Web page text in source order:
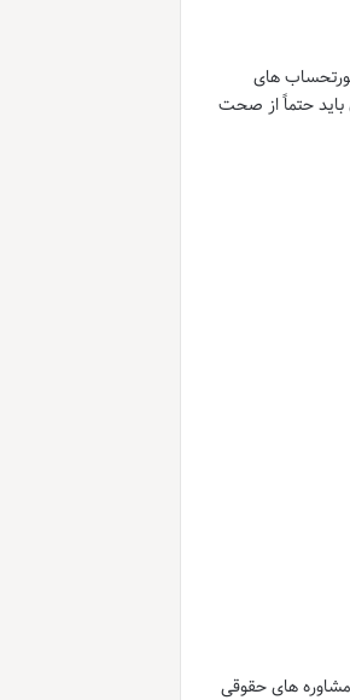
ارزش افزوده عدم ارسال صورتحساب های
باید حتماً از صحت
های حقوقی